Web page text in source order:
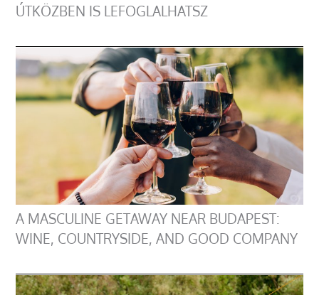
ÚTKÖZBEN IS LEFOGLALHATSZ
A MASCULINE GETAWAY NEAR BUDAPEST:
WINE, COUNTRYSIDE, AND GOOD COMPANY